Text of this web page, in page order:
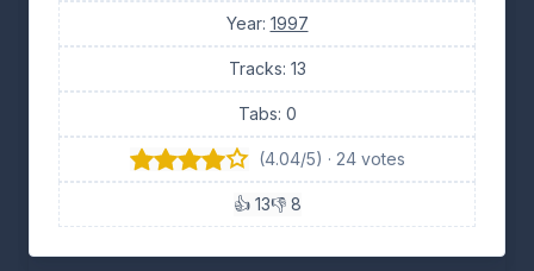
Year: 1997
Tracks: 13
Tabs: 0
(4.04/5) · 24 votes
👍 13👎 8